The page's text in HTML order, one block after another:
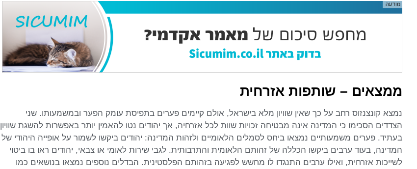
ממצאים – שותפות אזרחית
נמצא קונצנזוס רחב על כך שאין שוויון מלא בישראל, אולם קיימים פערים בתפיסת עומק הפער ובמשמעותו. שני
הצדדים הסכימו כי המדינה אינה מבטיחה זכויות שוות לכל אזרחיה, אך יהודים נטו להאמין יותר באפשרות להשגת שוויון
בעתיד. פערים משמעותיים נמצאו ביחס לסמלים הלאומיים ולזהות המדינה: יהודים ביקשו לשמור על אופייה היהודי של
המדינה, בעוד ערבים ביקשו הכללה של זהותם הלאומית והתרבותית. לגבי שירות לאומי או צבאי, יהודים ראו בו ביטוי
לשייכות אזרחית, ואילו ערבים התנגדו לו מחשש לפגיעה בזהותם הפלסטינית. הבדלים נוספים נמצאו בנושאים כמו